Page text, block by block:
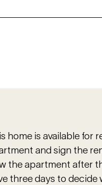
home is available for
and sign the
the apartment after
three days to